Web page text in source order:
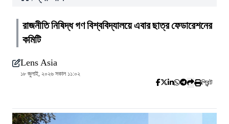
রাজনীতি নিষিদ্ধ গণ বিশ্ববিদ্যালয়ে এবার ছাত্র ফেডারেশনের
কমিটি
Lens Asia
১৮ জুলাই, ২০২৬ সকাল ১১:০২
প্রিন্ট